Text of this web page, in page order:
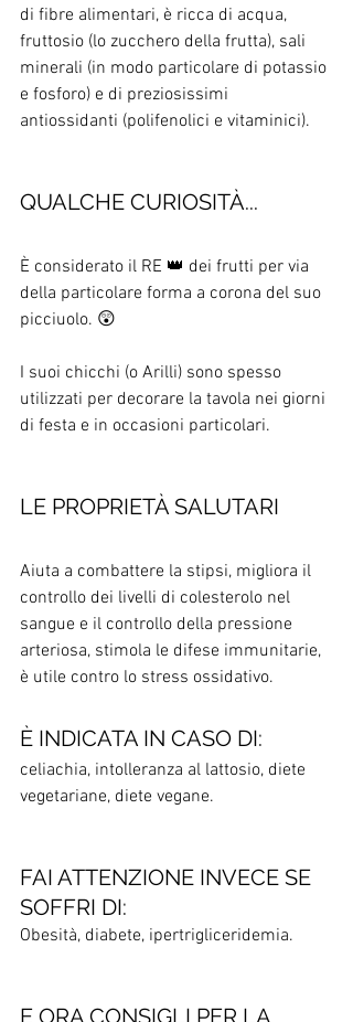
di fibre alimentari, è ricca di acqua,
fruttosio (lo zucchero della frutta), sali
minerali (in modo particolare di potassio
e fosforo) e di preziosissimi
antiossidanti (polifenolici e vitaminici).
QUALCHE CURIOSITÀ...
È considerato il RE 👑 dei frutti per via
della particolare forma a corona del suo
picciuolo. 😲
I suoi chicchi (o Arilli) sono spesso
utilizzati per decorare la tavola nei giorni
di festa e in occasioni particolari.
LE PROPRIETÀ SALUTARI
Aiuta a combattere la stipsi, migliora il
controllo dei livelli di colesterolo nel
sangue e il controllo della pressione
arteriosa, stimola le difese immunitarie,
è utile contro lo stress ossidativo.
È INDICATA IN CASO DI:
celiachia, intolleranza al lattosio, diete
vegetariane, diete vegane.
FAI ATTENZIONE INVECE SE
SOFFRI DI:
Obesità, diabete, ipertrigliceridemia.
E ORA CONSIGLI PER LA